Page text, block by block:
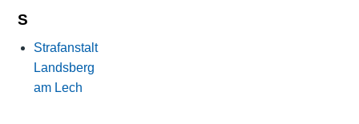
S
Strafanstalt
Landsberg
am Lech